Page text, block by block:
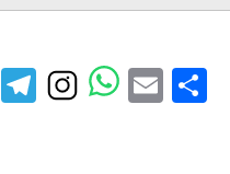
Facebook
TelegramEmail